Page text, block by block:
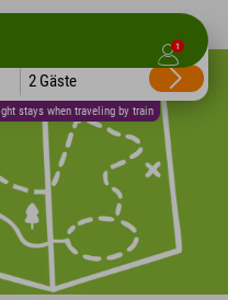
1
stays when traveling by train
2 Gäste